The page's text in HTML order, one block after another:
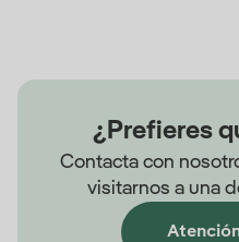
¿Prefieres
Contacta con
visitarnos a una